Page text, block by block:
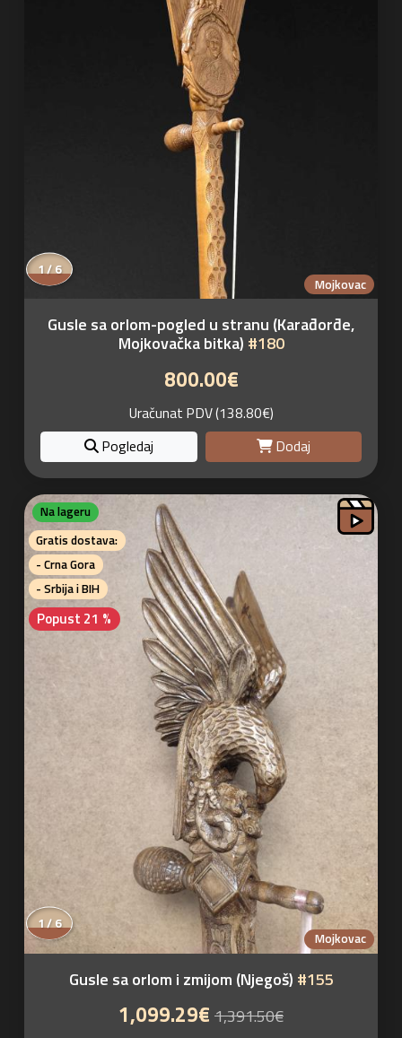
Mojkovac
1 / 6
Gusle sa orlom-pogled u stranu (Karađorđe,
Mojkovačka bitka) #180
800.00€
Uračunat PDV (138.80€)
Pogledaj
Dodaj
Na lageru
Gratis dostava:
- Crna Gora
- Srbija i BIH
Popust 21 %
Mojkovac
1 / 6
Gusle sa orlom i zmijom (Njegoš) #155
1,099.29€ 1,391.50€